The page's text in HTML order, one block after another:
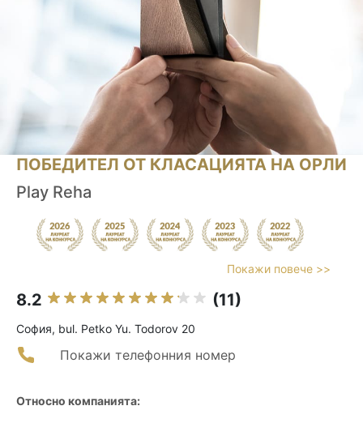
ПОБЕДИТЕЛ ОТ КЛАСАЦИЯТА НА ОРЛИ
Play Reha
Покажи повече >>
8.2 (11)
София, bul. Petko Yu. Todorov 20
Покажи телефонния номер
Относно компанията: